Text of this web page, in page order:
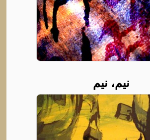
نیم، نیم